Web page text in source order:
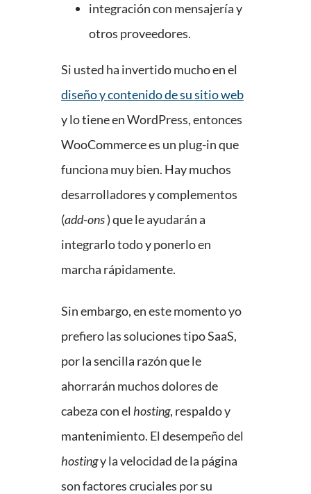
integración con mensajería y
otros proveedores.
Si usted ha invertido mucho en el
diseño y contenido de su sitio web
y lo tiene en WordPress, entonces
WooCommerce es un plug-in que
funciona muy bien. Hay muchos
desarrolladores y complementos
(add-ons) que le ayudarán a
integrarlo todo y ponerlo en
marcha rápidamente.
Sin embargo, en este momento yo
prefiero las soluciones tipo SaaS,
por la sencilla razón que le
ahorrarán muchos dolores de
cabeza con el hosting, respaldo y
mantenimiento. El desempeño del
hostingy la velocidad de la página
son factores cruciales por su